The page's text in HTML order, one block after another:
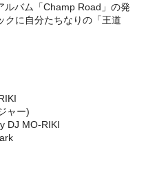
ルバム「Champ Road」の発
クに自分たちなりの「王道
ャー)
DJ MO-RIKI